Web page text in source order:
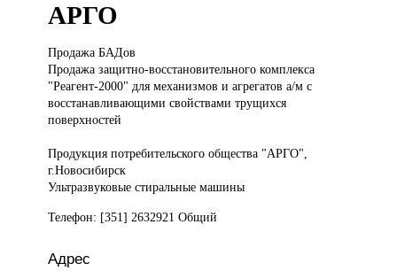
АРГО
Продажа БАДов
Продажа защитно-восстановительного комплекса
"Реагент-2000" для механизмов и агрегатов а/м с
восстанавливающими свойствами трущихся
поверхностей
Продукция потребительского общества "АРГО",
г.Новосибирск
Ультразвуковые стиральные машины
Телефон: [351] 2632921 Общий
Адрес